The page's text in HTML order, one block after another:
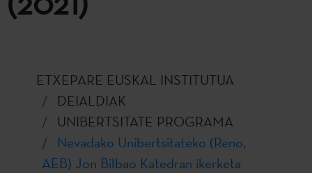
ETXEPARE EUSKAL INSTITUTUA
DEIALDIAK
UNIBERTSITATE PROGRAMA
Nevadako Unibertsitateko (Reno,
AEB) Jon Bilbao Katedran ikerketa